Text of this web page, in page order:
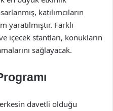
katılımcıların
Farklı
içecek stantları, konukların
sağlayacak.
davetli olduğu